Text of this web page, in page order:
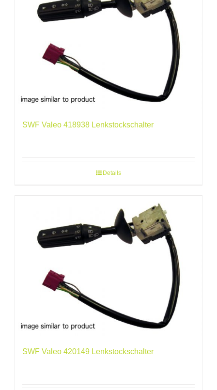
SWF Valeo 418938 Lenkstockschalter
Details
SWF Valeo 420149 Lenkstockschalter